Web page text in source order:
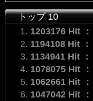
トップ 10
1203176 Hit
1194108 Hit
1134941 Hit
1078075 Hit
1062661 Hit
1047042 Hit